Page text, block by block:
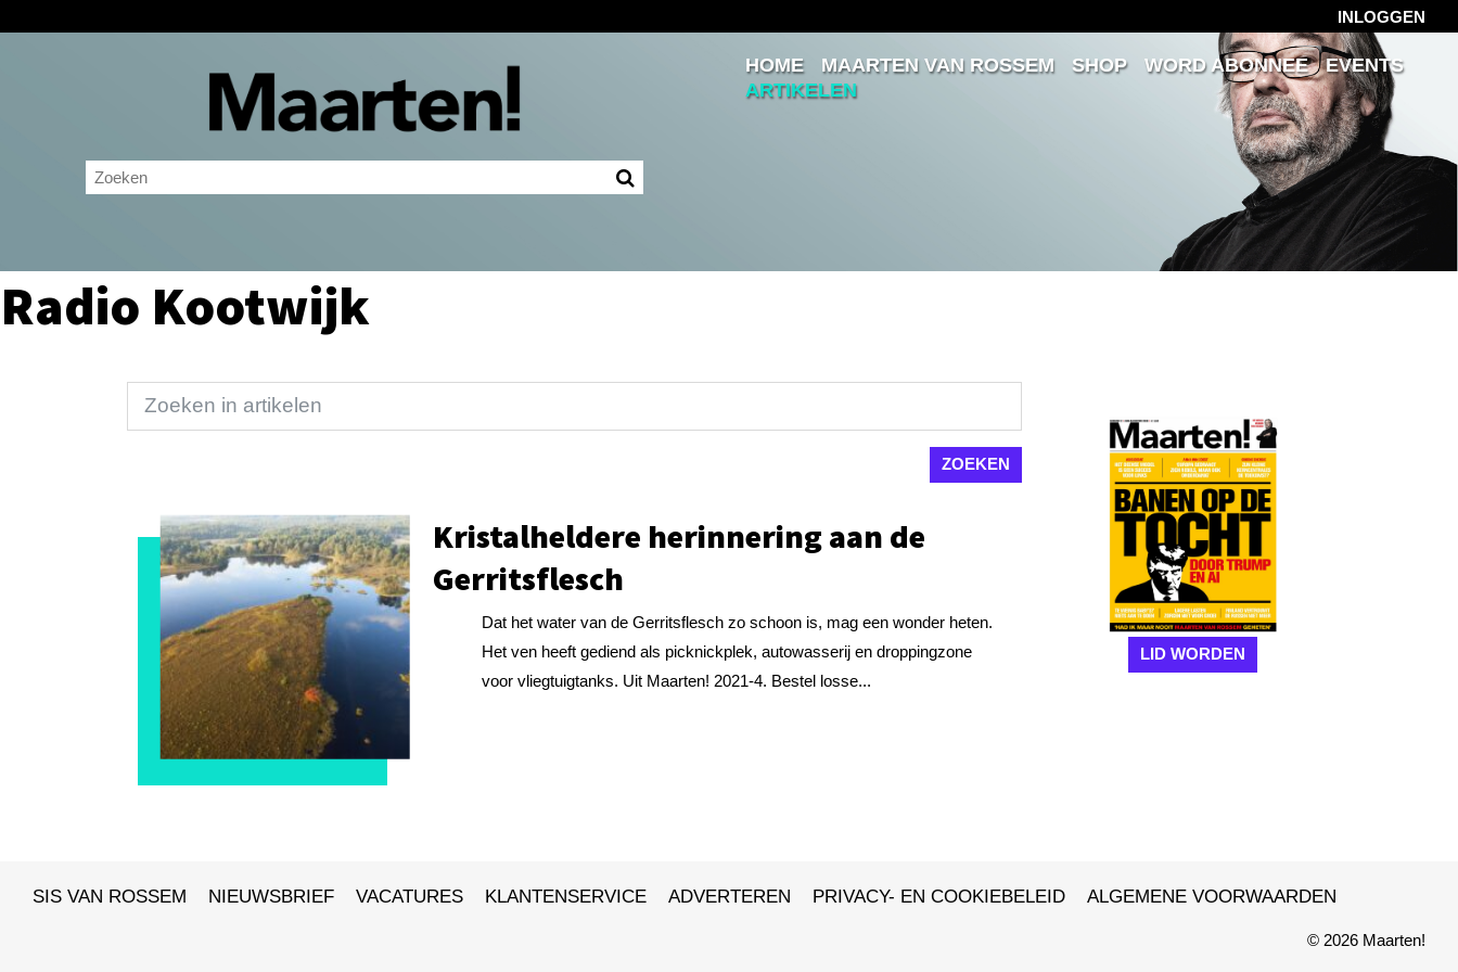
INLOGGEN
Inloggen
Ingelogd blijven
HOME MAARTEN VAN ROSSEM SHOP WORD ABONNEE
EVENTS
ARTIKELEN
Radio Kootwijk
Kristalheldere herinnering aan de
Gerritsflesch
Dat het water van de Gerritsflesch zo schoon is, mag een wonder heten.
Het ven heeft gediend als picknickplek, autowasserij en droppingzone
voor vliegtuigtanks. Uit Maarten! 2021-4. Bestel losse...
LID WORDEN
SIS VAN ROSSEM NIEUWSBRIEF VACATURES KLANTENSERVICE ADVERTEREN PRIVACY- EN COOKIEBELEID ALGEMENE VOORWAARDEN
© 2026 Maarten!